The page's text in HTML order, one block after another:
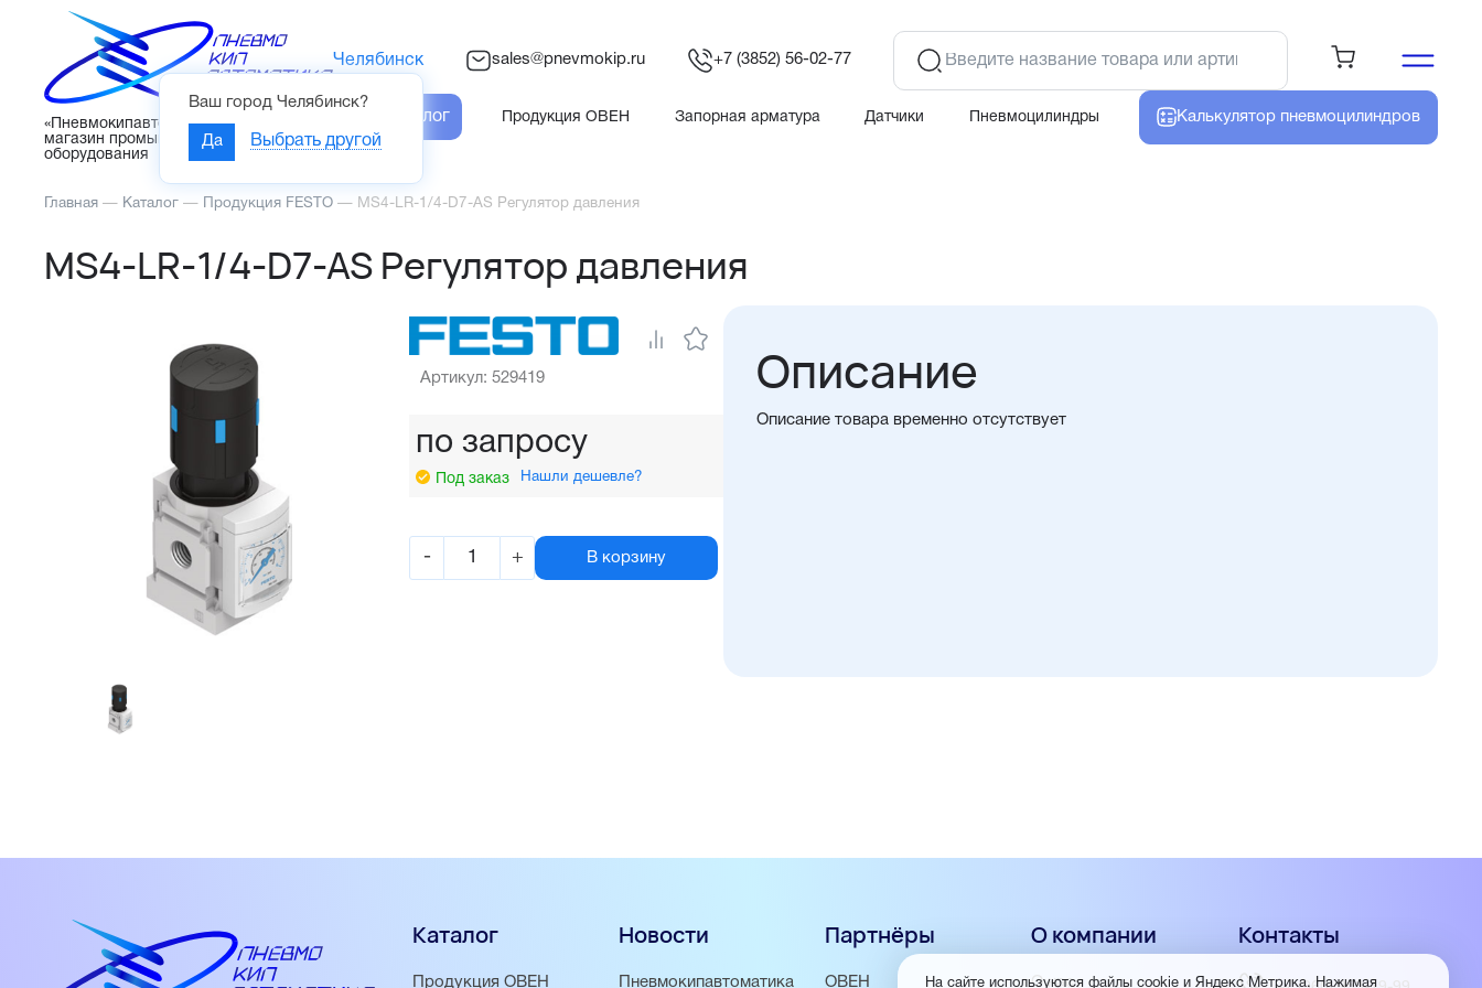
«Пневмокипавтоматика» – интернет-
магазин промышленного
оборудования
Челябинск
Ваш город Челябинск?
Да Выбрать другой
sales@pnevmokip.ru +7 (3852) 56-02-77
Каталог Продукция ОВЕН Запорная арматура Датчики Пневмоцилиндры Калькулятор пневмоцилиндров
Главная — Каталог — Продукция FESTO — MS4-LR-1/4-D7-AS Регулятор давления
MS4-LR-1/4-D7-AS Регулятор давления
Артикул: 529419
по запросу
Под заказ Нашли дешевле?
- + В корзину
Описание
Описание товара временно отсутствует
Каталог
Продукция ОВЕН
Новости
Пневмокипавтоматика
Партнёры
ОВЕН
О компании
О нас
Контакты
На сайте используются файлы cookie и Яндекс Метрика. Нажимая